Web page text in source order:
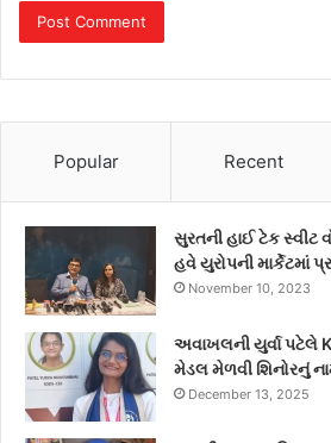
Popular Recent
સુરતની હાઈ ટેક સ્વીટ
હવે યુરોપની માર્કેટમાં
November 10, 2023
અવાખલની યુર્વા પટેલે
મેડલ મેળવી શિનોરનું
December 13, 2025